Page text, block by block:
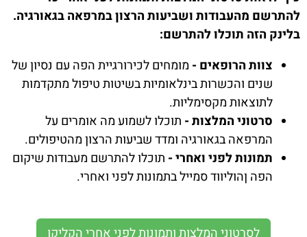
להתרשם מהעבודות ושביעות הרצון במרפאה בגאורגיה.
בלינק הזה תוכלו להתרשם:
צוות הרופאים - מומחים לכירורגיית הפה עם נסיון של
שנים והכשרות בינלאומיות בשיטות טיפול מתקדמות
לתוצאות מקסימליות.
סרטוני המלצות - תוכלו לשמוע מה אומרים על
המרפאה בגאורגיה ומדד שביעות הרצון מהטיפולים.
תמונות לפני ואחרי - תוכלו להתרשם מעבודות שיקום
הפה ןהוליווד סמייל בתמונות לפני ואחרי.